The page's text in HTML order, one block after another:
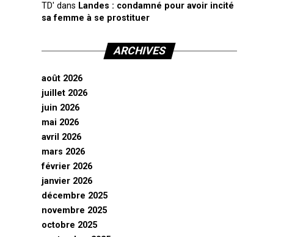
TD' dans Landes : condamné pour avoir incité
sa femme à se prostituer
ARCHIVES
août 2026
juillet 2026
juin 2026
mai 2026
avril 2026
mars 2026
février 2026
janvier 2026
décembre 2025
novembre 2025
octobre 2025